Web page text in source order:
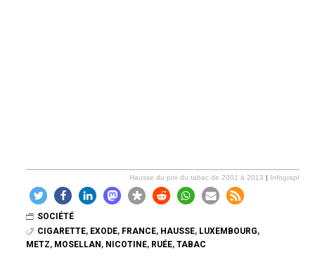
Hausse du prix du tabac de 2001 à 2013 | Infographics
SOCIÉTÉ
CIGARETTE, EXODE, FRANCE, HAUSSE, LUXEMBOURG,
METZ, MOSELLAN , NICOTINE, RUÉE,TABAC